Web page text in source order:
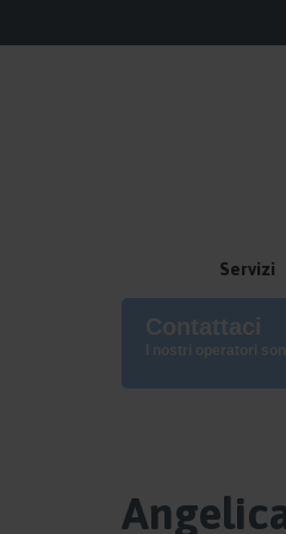
Servizi
Contattaci
I nostri operatori